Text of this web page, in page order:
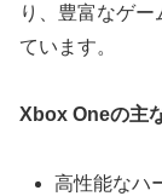
り、豊富なゲ
ています。
Xbox Oneの主
高性能なハ